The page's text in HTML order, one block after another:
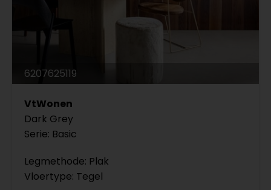
6207625119
VtWonen
Dark Grey
Serie: Basic
Legmethode: Plak
Vloertype: Tegel